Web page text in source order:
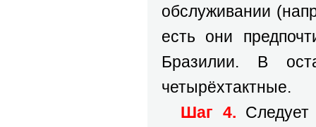
обслуживании
есть они
Бразилии. В
четырёхтактные.
Шаг 4.